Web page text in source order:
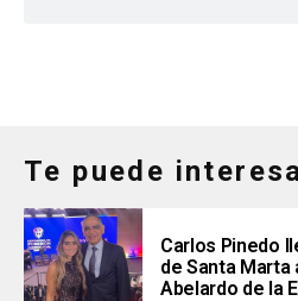
Te puede
Carlos Pinedo
de Santa Marta
Abelardo de la